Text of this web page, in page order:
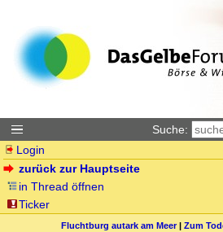
Suche:
Login
zurück zur Hauptseite
in Thread öffnen
Ticker
Fluchtburg autark am Meer| Zum